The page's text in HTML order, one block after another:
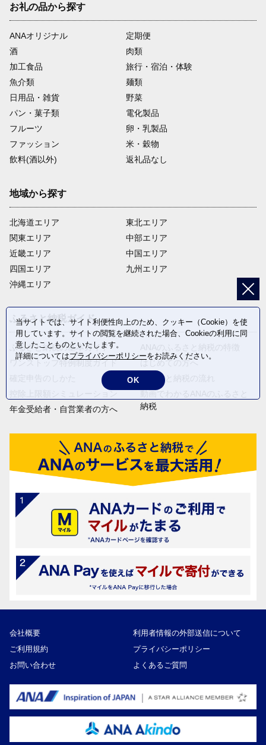
お礼の品から探す
ANAオリジナル
定期便
酒
肉類
加工食品
旅行・宿泊・体験
魚介類
麺類
日用品・雑貨
野菜
パン・菓子類
電化製品
フルーツ
卵・乳製品
ファッション
米・穀物
飲料(酒以外)
返礼品なし
地域から探す
北海道エリア
関東エリア
近畿エリア
四国エリア
沖縄エリア
東北エリア
中部エリア
中国エリア
九州エリア
ふるさと納税ガイド
ふるさと納税の基本ガイド
ワンストップ特例制度ガイド
年金受給者・自営業者の方へ
はじめての方へ
ふるさと納税の流れ
納税
会社概要
利用者情報の外部送信について
ご利用規約
プライバシーポリシー
お問い合わせ
よくあるご質問
当サイトでは、サイト利便性向上のため、クッキー（Cookie）を使
用しています。サイトの閲覧を継続された場合、Cookieの利用に同
意したことものといたします。
詳細についてはプライバシーポリシーをお読みください。
OK